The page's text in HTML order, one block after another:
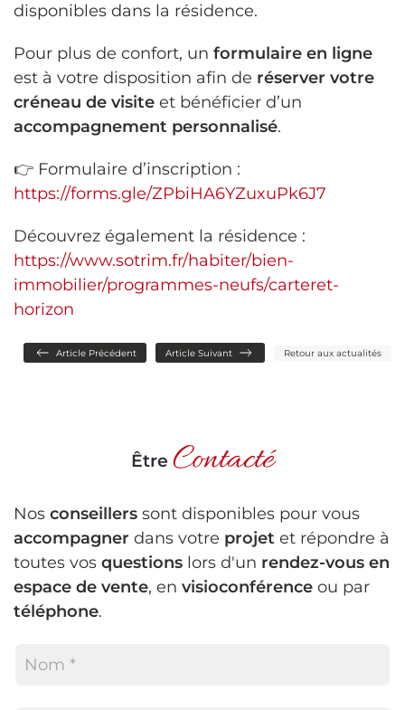
disponibles dans la résidence.
Pour plus de confort, un formulaire en ligne
est à votre disposition afin de réserver votre
créneau de visite et bénéficier d’un
accompagnement personnalisé.
👉 Formulaire d’inscription :
https://forms.gle/ZPbiHA6YZuxuPk6J7
Découvrez également la résidence :
https://www.sotrim.fr/habiter/bien-
immobilier/programmes-neufs/carteret-
horizon
Article Précédent Article Suivant Retour aux actualités
Être Contacté
Nos conseillers sont disponibles pour vous
accompagner dans votre projet et répondre à
toutes vos questions lors d'un rendez-vous en
espace de vente, en visioconférence ou par
téléphone.